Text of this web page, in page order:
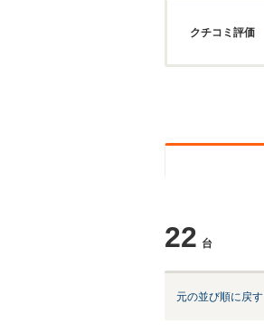
クチコミ評価
22 台
元の並び順に戻す